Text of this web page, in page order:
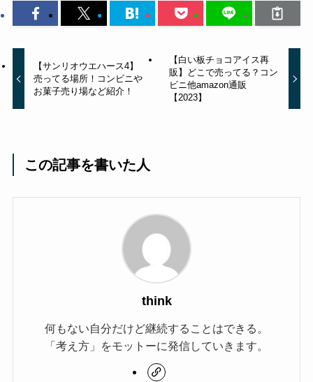
【サンリオウエハース4】
売ってる場所！コンビニや
お菓子売り場など紹介！
【白い板チョコアイス再
販】どこで売ってる？コン
ビニ他amazon通販
【2023】
この記事を書いた人
think
何もない自分だけど継続することはできる。
「考え方」をモットーに発信していきます。